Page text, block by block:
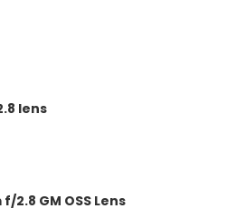
lens
2.8 GM OSS Lens